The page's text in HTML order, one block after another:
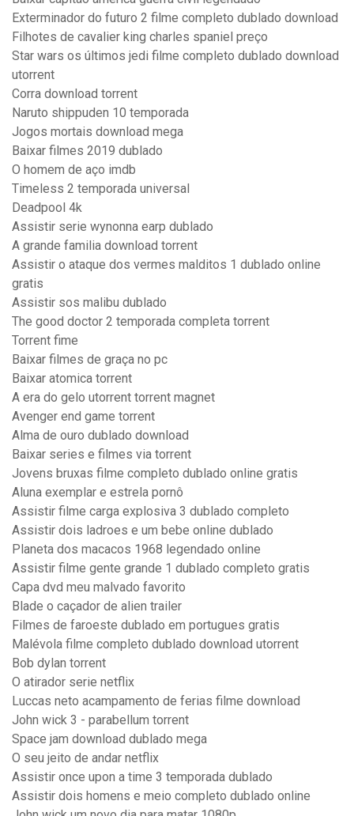
Exterminador do futuro 2 filme completo dublado download
Filhotes de cavalier king charles spaniel preço
Star wars os últimos jedi filme completo dublado download
utorrent
Corra download torrent
Naruto shippuden 10 temporada
Jogos mortais download mega
Baixar filmes 2019 dublado
O homem de aço imdb
Timeless 2 temporada universal
Deadpool 4k
Assistir serie wynonna earp dublado
A grande familia download torrent
Assistir o ataque dos vermes malditos 1 dublado online
gratis
Assistir sos malibu dublado
The good doctor 2 temporada completa torrent
Torrent fime
Baixar filmes de graça no pc
Baixar atomica torrent
A era do gelo utorrent torrent magnet
Avenger end game torrent
Alma de ouro dublado download
Baixar series e filmes via torrent
Jovens bruxas filme completo dublado online gratis
Aluna exemplar e estrela pornô
Assistir filme carga explosiva 3 dublado completo
Assistir dois ladroes e um bebe online dublado
Planeta dos macacos 1968 legendado online
Assistir filme gente grande 1 dublado completo gratis
Capa dvd meu malvado favorito
Blade o caçador de alien trailer
Filmes de faroeste dublado em portugues gratis
Malévola filme completo dublado download utorrent
Bob dylan torrent
O atirador serie netflix
Luccas neto acampamento de ferias filme download
John wick 3 - parabellum torrent
Space jam download dublado mega
O seu jeito de andar netflix
Assistir once upon a time 3 temporada dublado
Assistir dois homens e meio completo dublado online